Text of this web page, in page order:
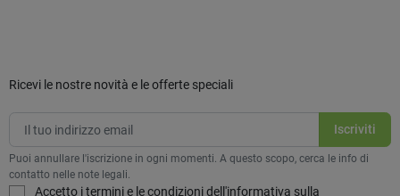
Ricevi le nostre novità e le offerte speciali
Puoi annullare l'iscrizione in ogni momenti. A questo scopo, cerca le info di
contatto nelle note legali.
Accetto i termini e le condizioni dell'informativa sulla